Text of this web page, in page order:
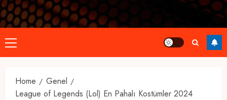
Primary
Menu
Home
Genel
League of Legends (Lol) En Pahalı Kostümler 2024